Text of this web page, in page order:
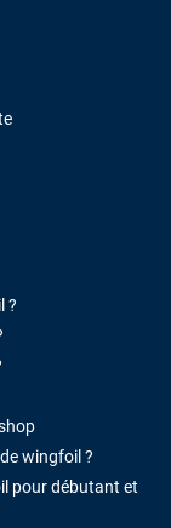
?
wingfoil ?
pour débutant et